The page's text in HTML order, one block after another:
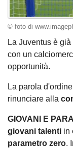
© foto di
La Juventus è
con un
opportunità.
La parola
rinunciare alla
GIOVANI E
giovani talenti in
parametro zero.